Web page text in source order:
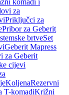
komadi i
za
Priključci za
Pribor za Geberit
brtveSet
Geberit Mapress
za Geberit
cijevi
KoljenaRezervni
T-komadiKrižni